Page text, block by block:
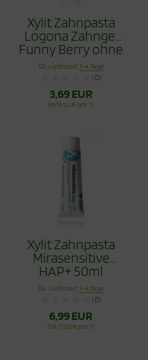
Xylit Zahnpasta
Logona Zahngel
Funny Berry ohne
Fluorid 75ml
Lieferzeit:1-4 Tage
(0)
3,69 EUR
49,19 EUR pro 1 l
Xylit Zahnpasta
Mirasensitive
HAP+ 50ml
Lieferzeit:1-4 Tage
(0)
6,99 EUR
139,71 EUR pro 1 l